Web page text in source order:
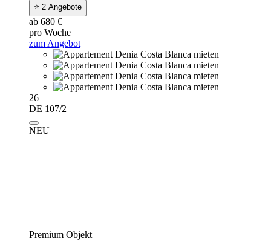
⭐ 2 Angebote
ab 680 €
pro Woche
zum Angebot
26
DE 107/2
NEU
Premium Objekt